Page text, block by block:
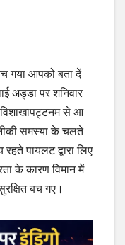
गया आपको बता दें
अड्डा पर शनिवार
से आ
समस्या के चलते
पायलट द्वारा लिए
के कारण विमान में
बच गए।